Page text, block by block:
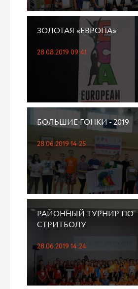
ЗОЛОТАЯ «ЕВРОПА»
28.08.2019 09:41
БОЛЬШИЕ ГОНКИ - 2019
28.06.2019 14:25
РАЙОННЫЙ ТУРНИР ПО
СТРИТБОЛУ
28.06.2019 14:24